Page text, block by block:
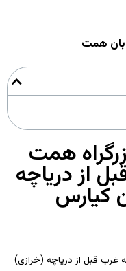
همت
همت
از دریاچه
کیارس
غرب قبل از دریاچه (خرازی)